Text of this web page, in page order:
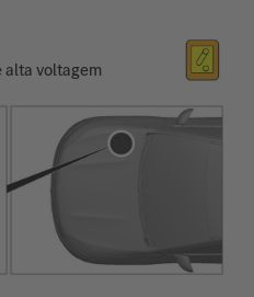
alta voltagem